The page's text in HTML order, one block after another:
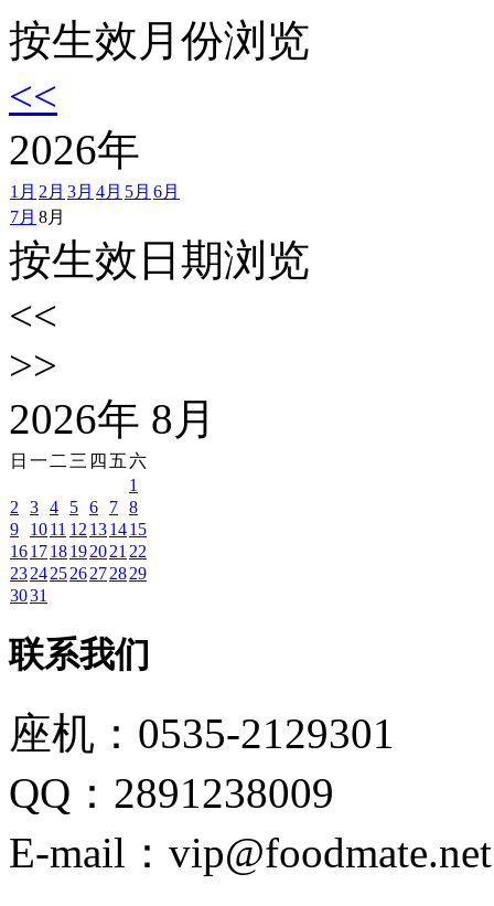
按生效月份浏览
<<
2026年
1月 2月 3月 4月 5月 6月
7月 8月
按生效日期浏览
<<
>>
2026年 8 月
日 一 二 三 四 五 六
1
2
3 4 5 6 7 8
9
1011 12 131415
161718192021 22
23242526272829
3031
联系我们
座机：0535-2129301
QQ：2891238009
E-mail：vip@foodmate.net